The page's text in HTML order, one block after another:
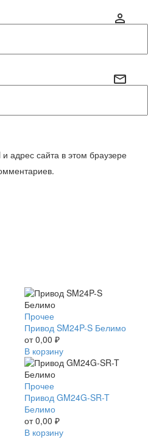
адрес сайта в этом браузере
Привод
SM24P-
S
Белимо
Прочее
Привод SM24P-S Белимо
от0,00 ₽
В корзину
Привод
GM24G-
SR-
T
Белимо
Прочее
Привод GM24G-SR-T
Белимо
от0,00 ₽
В корзину